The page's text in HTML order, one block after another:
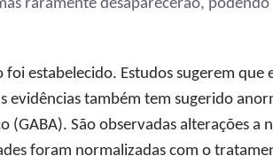
raramente desaparecerão,
estabelecido. Estudos sugerem que
também tem sugerido
São observadas alterações a
foram normalizadas com o